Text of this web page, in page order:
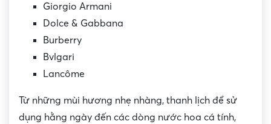
Giorgio Armani
Dolce & Gabbana
Burberry
Bvlgari
Lancôme
Từ những mùi hương nhẹ nhàng, thanh lịch để sử
dụng hằng ngày đến các dòng nước hoa cá tính,